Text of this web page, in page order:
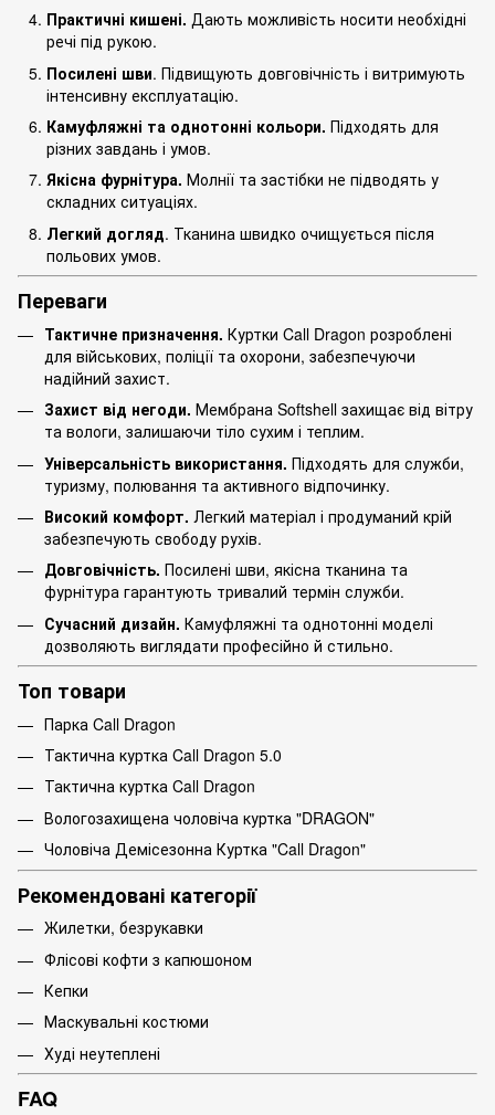
Практичні кишені. Дають можливість носити необхідні
речі під рукою.
Посилені шви. Підвищують довговічність і витримують
інтенсивну експлуатацію.
Камуфляжні та однотонні кольори. Підходять для
різних завдань і умов.
Якісна фурнітура. Молнії та застібки не підводять у
складних ситуаціях.
Легкий догляд. Тканина швидко очищується після
польових умов.
Переваги
Тактичне призначення. Куртки Call Dragon розроблені
для військових, поліції та охорони, забезпечуючи
надійний захист.
Захист від негоди. Мембрана Softshell захищає від вітру
та вологи, залишаючи тіло сухим і теплим.
Універсальність використання. Підходять для служби,
туризму, полювання та активного відпочинку.
Високий комфорт. Легкий матеріал і продуманий крій
забезпечують свободу рухів.
Довговічність. Посилені шви, якісна тканина та
фурнітура гарантують тривалий термін служби.
Сучасний дизайн. Камуфляжні та однотонні моделі
дозволяють виглядати професійно й стильно.
Топ товари
Парка Call Dragon
Тактична куртка Call Dragon 5.0
Тактична куртка Call Dragon
Вологозахищена чоловіча куртка "DRAGON"
Чоловіча Демісезонна Куртка "Call Dragon"
Рекомендовані категорії
Жилетки, безрукавки
Флісові кофти з капюшоном
Кепки
Маскувальні костюми
Худі неутеплені
FAQ